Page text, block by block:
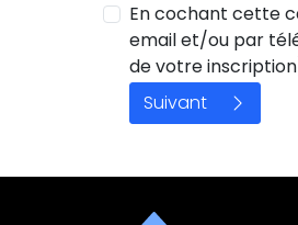
En cochant cette
email et/ou par
de votre